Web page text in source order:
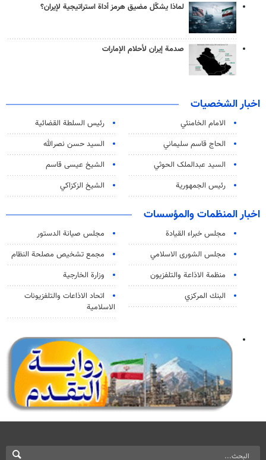
لماذا يشكّل مضيق هرمز أداة استراتيجية لإيران؟
صدمة إيران لأحلام الإمارات
اخبار الشخصيات
الامام الخامنئي
رئیس السلطة القضائیة
الحاج قاسم سليماني
السيد حسن نصرالله
السید عبدالملک الحوثي
الشيخ عيسى قاسم
رئيس الجمهورية
الشيخ الزكزاكي
اخبار المنظمات والمؤسسات
مجلس خبراء القيادة
مجلس صيانة الدستور
مجلس الشورى الاسلامي
مجمع تشخيص مصلحة النظام
منظمة الاذاعة والتلفزیون
وزارة الخارجية
البنك المركزي
اتحاد الاذاعات والتلفزيونات
الاسلامية